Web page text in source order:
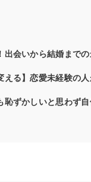
出会いから結婚まで
える】恋愛未経験の
恥ずかしいと思わず